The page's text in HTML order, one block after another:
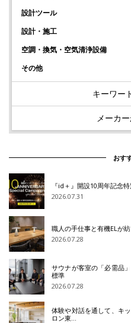
設計ツール
設計・施工
空調・換気・空気清浄設備
その他
キーワー
メーカ
おす
『id＋』開設10周年記念
2026.07.31
職人の手仕事と有機ELが
2026.07.28
サウナが客室の「必需品
標準
2026.07.28
体験や対話を通して、キ
ロン東…